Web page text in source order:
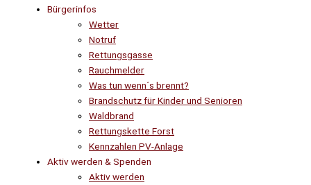
Bürgerinfos
Wetter
Notruf
Rettungsgasse
Rauchmelder
Was tun wenn´s brennt?
Brandschutz für Kinder und Senioren
Waldbrand
Rettungskette Forst
Kennzahlen PV-Anlage
Aktiv werden & Spenden
Aktiv werden